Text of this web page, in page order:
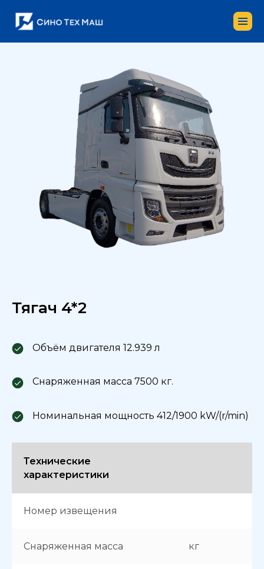
Тягач 4*2
Объём двигателя 12.939 л
Снаряженная масса 7500 кг.
Номинальная мощность 412/1900 kW/(r/min)
Технические
характеристики
Номер извещения
Снаряженная масса кг